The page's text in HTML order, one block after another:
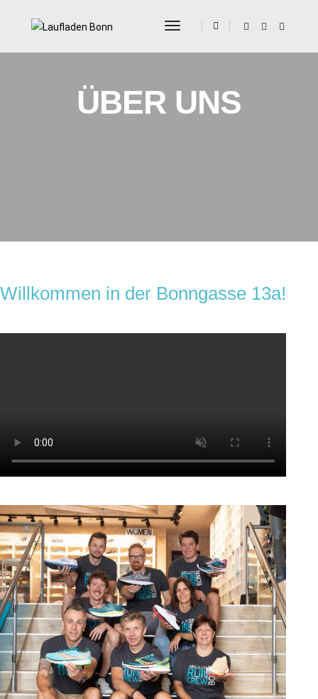
Toggle Navigation
ÜBER UNS
Willkommen in der Bonngasse 13a!